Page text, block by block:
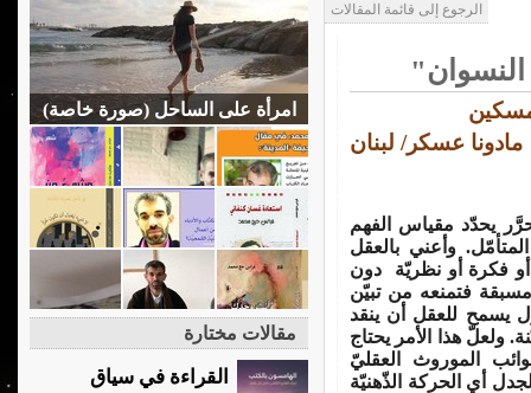
الرجوع إلى قائمة المقالات
مادونا عسكر/ لبنان
يحدّد مقياس الفهم
وأعني بالعقل
فكرة أو نظريّة دون
فتمنعه من تبيّن
يسمح للعقل أن ينقد
ولعلّ هذا الأمر يحتاج
الموروث العقليّ
أي الحركة الذّهنيّة
امرأة على الساحل (صورة خاصة)
مقالات مختارة
القراءة في سياق